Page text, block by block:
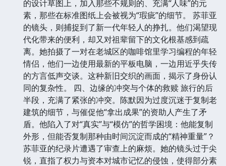
的设计草图上，加入那些不规则的、充满“人味”的元
素，那些在标准图纸上会被视为“瑕疵”的细节。 苏菲亚
的镜头，则捕捉到了新一代年轻人的挣扎。他们渴望现
代化带来的便利，却又对祖辈留下的文化根基感到疏
离。她拍摄了一对在老城区的咖啡馆里学习编程的年轻
情侣，他们一边使用最新的平板电脑，一边用近乎失传
的方言低声交谈。这种新旧交织的画面，揭示了身份认
同的复杂性。 四、边缘的冲突与个体的救赎 旅行的后
半段，充满了紧张的冲突。陈默因为过度沉迷于复制老
建筑的细节，与催促他“拿出成果”的资助人产生了矛
盾。他陷入了对“真实”与“模仿”的哲学困境：他能复制
外形，但能否复制那种由时间沉淀而成的“精神重量”？
苏菲亚的纪录片遭遇了审查上的麻烦。她的镜头过于尖
锐，直指了权力与资本对城市记忆的侵蚀，使得部分素